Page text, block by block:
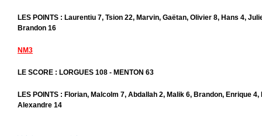
LES POINTS : Laurentiu 7, Tsion 22, Marvin, Gaëtan, Olivier 8, Hans 4,
Brandon 16
NM3
LE SCORE : LORGUES 108 - MENTON 63
LES POINTS : Florian, Malcolm 7, Abdallah 2, Malik 6, Brandon, Enrique
Alexandre 14